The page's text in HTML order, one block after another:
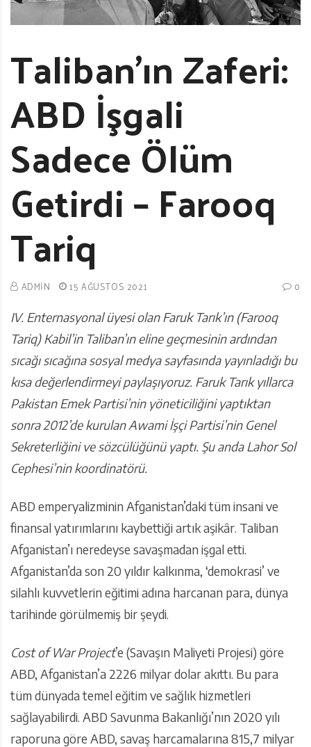
Taliban’ın Zaferi:
ABD İşgali
Sadece Ölüm
Getirdi – Farooq
Tariq
ADMIN 15 AĞUSTOS 2021 0
IV. Enternasyonal üyesi olan Faruk Tarık’ın (Farooq
Tariq) Kabil’in Taliban’ın eline geçmesinin ardından
sıcağı sıcağına sosyal medya sayfasında yayınladığı bu
kısa değerlendirmeyi paylaşıyoruz. Faruk Tarık yıllarca
Pakistan Emek Partisi’nin yöneticiliğini yaptıktan
sonra 2012’de kurulan Awami İşçi Partisi’nin Genel
Sekreterliğini ve sözcülüğünü yaptı. Şu anda Lahor Sol
Cephesi’nin koordinatörü.
ABD emperyalizminin Afganistan’daki tüm insani ve
finansal yatırımlarını kaybettiği artık aşikâr. Taliban
Afganistan’ı neredeyse savaşmadan işgal etti.
Afganistan’da son 20 yıldır kalkınma, ‘demokrasi’ ve
silahlı kuvvetlerin eğitimi adına harcanan para, dünya
tarihinde görülmemiş bir şeydi.
Cost of War Project’e (Savaşın Maliyeti Projesi) göre
ABD, Afganistan’a 2226 milyar dolar akıttı. Bu para
tüm dünyada temel eğitim ve sağlık hizmetleri
sağlayabilirdi. ABD Savunma Bakanlığı’nın 2020 yılı
raporuna göre ABD, savaş harcamalarına 815,7 milyar